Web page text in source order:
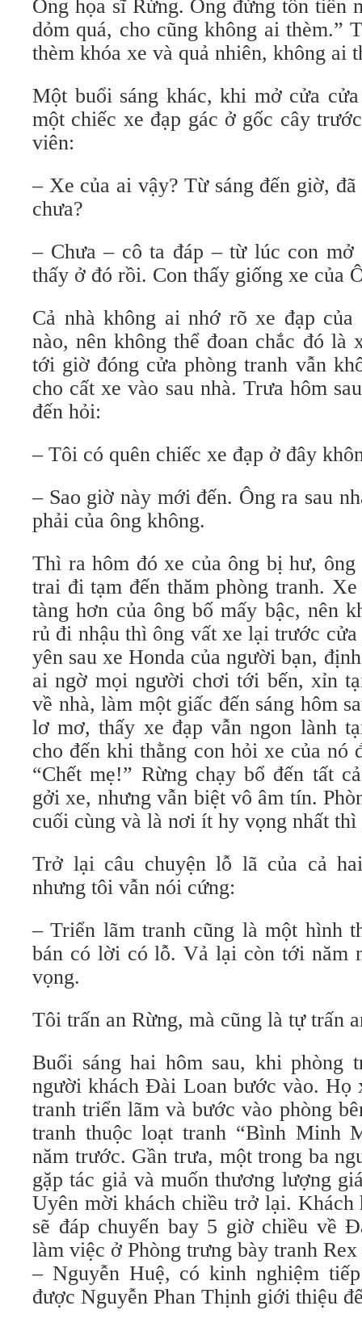
Ông họa sĩ Rừng. Ông đừng tốn tiền
dỏm quá, cho cũng không ai thèm.”
thèm khóa xe và quả nhiên, không ai
Một buổi sáng khác, khi mở cửa
một chiếc xe đạp gác ở gốc cây
viên:
– Xe của ai vậy? Từ sáng đến giờ,
chưa?
– Chưa – cô ta đáp – từ lúc con mở
thấy ở đó rồi. Con thấy giống xe của
Cả nhà không ai nhớ rõ xe đạp
nào, nên không thể đoan chắc đó là
tới giờ đóng cửa phòng tranh vẫn
cho cất xe vào sau nhà. Trưa hôm
đến hỏi:
– Tôi có quên chiếc xe đạp ở đây
– Sao giờ này mới đến. Ông ra sau
phải của ông không.
Thì ra hôm đó xe của ông bị hư,
trai đi tạm đến thăm phòng tranh.
tàng hơn của ông bố mấy bậc, nên
rủ đi nhậu thì ông vất xe lại trước
yên sau xe Honda của người bạn,
ai ngờ mọi người chơi tới bến, xỉn
về nhà, làm một giấc đến sáng hôm
lơ mơ, thấy xe đạp vẫn ngon lành
cho đến khi thằng con hỏi xe của nó
“Chết mẹ!” Rừng chạy bổ đến tất
gởi xe, nhưng vẫn biệt vô âm tín.
cuối cùng và là nơi ít hy vọng nhất
Trở lại câu chuyện lỗ lã của cả
nhưng tôi vẫn nói cứng:
– Triển lãm tranh cũng là một hình
bán có lời có lỗ. Vả lại còn tới năm
vọng.
Tôi trấn an Rừng, mà cũng là tự trấn
Buổi sáng hai hôm sau, khi phòng
người khách Đài Loan bước vào. Họ
tranh triển lãm và bước vào phòng
tranh thuộc loạt tranh “Bình Minh
năm trước. Gần trưa, một trong ba
gặp tác giả và muốn thương lượng
Uyên mời khách chiều trở lại.
sẽ đáp chuyến bay 5 giờ chiều về
làm việc ở Phòng trưng bày tranh
– Nguyễn Huệ, có kinh nghiệm
được Nguyễn Phan Thịnh giới thiệu